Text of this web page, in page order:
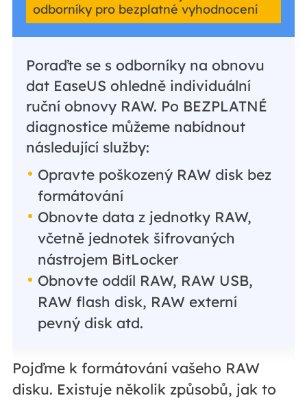
odborníky pro bezplatné vyhodnocení
Poraďte se s odborníky na obnovu
dat EaseUS ohledně individuální
ruční obnovy RAW. Po BEZPLATNÉ
diagnostice můžeme nabídnout
následující služby:
Opravte poškozený RAW disk bez
formátování
Obnovte data z jednotky RAW,
včetně jednotek šifrovaných
nástrojem BitLocker
Obnovte oddíl RAW, RAW USB,
RAW flash disk, RAW externí
pevný disk atd.
Pojďme k formátování vašeho RAW
disku. Existuje několik způsobů, jak to